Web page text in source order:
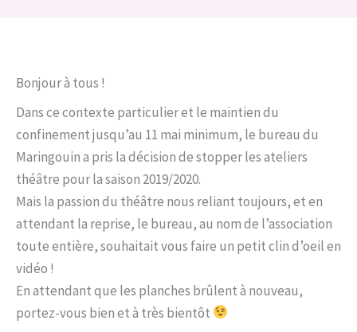
Bonjour à tous !
Dans ce contexte particulier et le maintien du
confinement jusqu’au 11 mai minimum, le bureau du
Maringouin a pris la décision de stopper les ateliers
théâtre pour la saison 2019/2020.
Mais la passion du théâtre nous reliant toujours, et en
attendant la reprise, le bureau, au nom de l’association
toute entière, souhaitait vous faire un petit clin d’oeil en
vidéo !
En attendant que les planches brûlent à nouveau,
portez-vous bien et à très bientôt